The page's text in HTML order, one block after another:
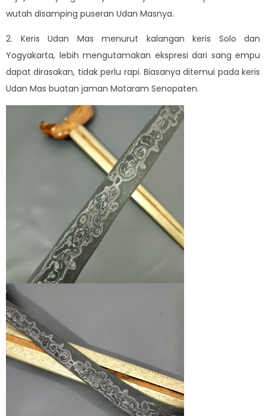
wutah disamping puseran Udan Masnya.
2. Keris Udan Mas menurut kalangan keris Solo dan
Yogyakarta, lebih mengutamakan ekspresi dari sang empu
dapat dirasakan, tidak perlu rapi. Biasanya ditemui pada keris
Udan Mas buatan jaman Mataram Senopaten.